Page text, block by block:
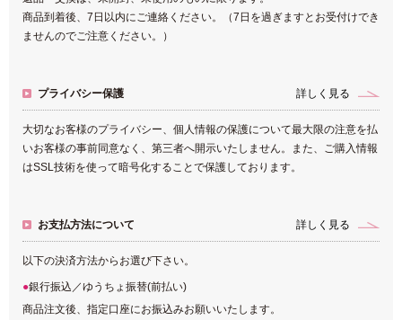
商品到着後、7日以内にご連絡ください。（7日を過ぎますとお受付けでき
ませんのでご注意ください。）
プライバシー保護 詳しく見る
大切なお客様のプライバシー、個人情報の保護について最大限の注意を払
いお客様の事前同意なく、第三者へ開示いたしません。また、ご購入情報
はSSL技術を使って暗号化することで保護しております。
お支払方法について 詳しく見る
以下の決済方法からお選び下さい。
銀行振込／ゆうちょ振替(前払い)
商品注文後、指定口座にお振込みお願いいたします。